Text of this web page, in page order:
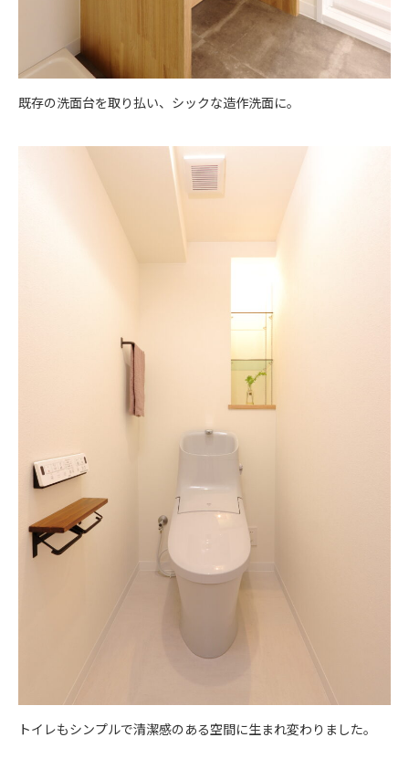
既存の洗面台を取り払い、シックな造作洗面に。
トイレもシンプルで清潔感のある空間に生まれ変わりました。